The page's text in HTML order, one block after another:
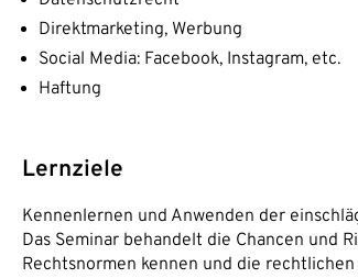
Direktmarketing, Werbung
Social Media: Facebook, Instagram, etc.
Haftung
Lernziele
Kennenlernen und Anwenden der
Das Seminar behandelt die Chancen und
Rechtsnormen kennen und die